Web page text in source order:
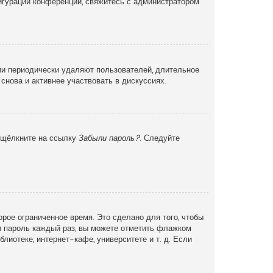
периодически удаляют пользователей, длительное
и активнее участвовать в дискуссиях.
на ссылку Забыли пароль?. Следуйте
ограниченное время. Это сделано для того, чтобы
пароль каждый раз, вы можете отметить флажком
интернет-кафе, университете и т. д. Если